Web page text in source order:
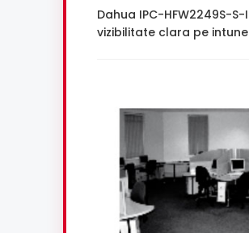
Dahua IPC-HFW2249S-
vizibilitate clara pe